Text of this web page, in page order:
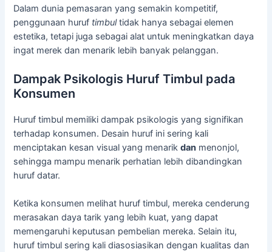
Dalam dunia pemasaran yang semakin kompetitif,
penggunaan huruf timbultidak hanya sebagai elemen
estetika, tetapi juga sebagai alat untuk meningkatkan daya
ingat merek dan menarik lebih banyak pelanggan.
Dampak Psikologis Huruf Timbul pada
Konsumen
Huruf timbul memiliki dampak psikologis yang signifikan
terhadap konsumen. Desain huruf ini sering kali
menciptakan kesan visual yang menarikdan menonjol,
sehingga mampu menarik perhatian lebih dibandingkan
huruf datar.
Ketika konsumen melihat huruf timbul, mereka cenderung
merasakan daya tarik yang lebih kuat, yang dapat
memengaruhi keputusan pembelian mereka. Selain itu,
huruf timbul sering kali diasosiasikan dengan kualitas dan